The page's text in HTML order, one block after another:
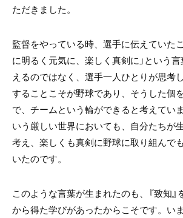
ただきました。
監督をやっている時、選手に伝えていた
に明るく元気に、楽しく真剣に」という
えるのではなく、選手一人ひとりが思考
することこそが野球であり、そうした個
で、チームという輪ができると考えてい
いう厳しい世界においても、自分たちが
考え、楽しくも真剣に野球に取り組んで
いたのです。
このような言葉が生まれたのも、『致知
から得た学びがあったからこそです。いま